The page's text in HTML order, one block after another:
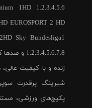
1HD 1.2.3.4.5.6
EUROSPORT 2 HD
Sky Bundesliga1
زنده و با کیفیت
شیرینگ پرقدرت
پکیج‌های ورزشی،